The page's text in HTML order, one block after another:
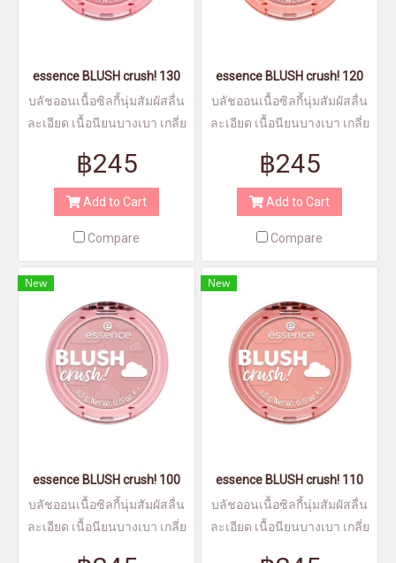
essence BLUSH crush! 130
บลัชออนเนื้อซิลกี้นุ่มสัมผัสลื่น
ละเอียด เนื้อนียนบางเบา เกลี่ย
฿245
Add to Cart
Compare
essence BLUSH crush! 120
บลัชออนเนื้อซิลกี้นุ่มสัมผัสลื่น
ละเอียด เนื้อนียนบางเบา เกลี่ย
฿245
Add to Cart
Compare
New
essence BLUSH crush! 100
บลัชออนเนื้อซิลกี้นุ่มสัมผัสลื่น
ละเอียด เนื้อนียนบางเบา เกลี่ย
New
essence BLUSH crush! 110
บลัชออนเนื้อซิลกี้นุ่มสัมผัสลื่น
ละเอียด เนื้อนียนบางเบา เกลี่ย